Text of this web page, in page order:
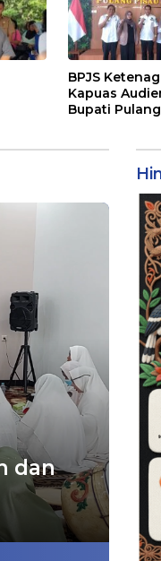
BPJS
Kapuas
Bupati
dan